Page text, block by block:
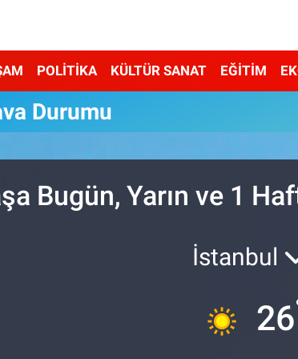
POLİTİKA KÜLTÜR SANAT EĞİTİM
Durumu
Bugün, Yarın ve 1
İstanbul
26